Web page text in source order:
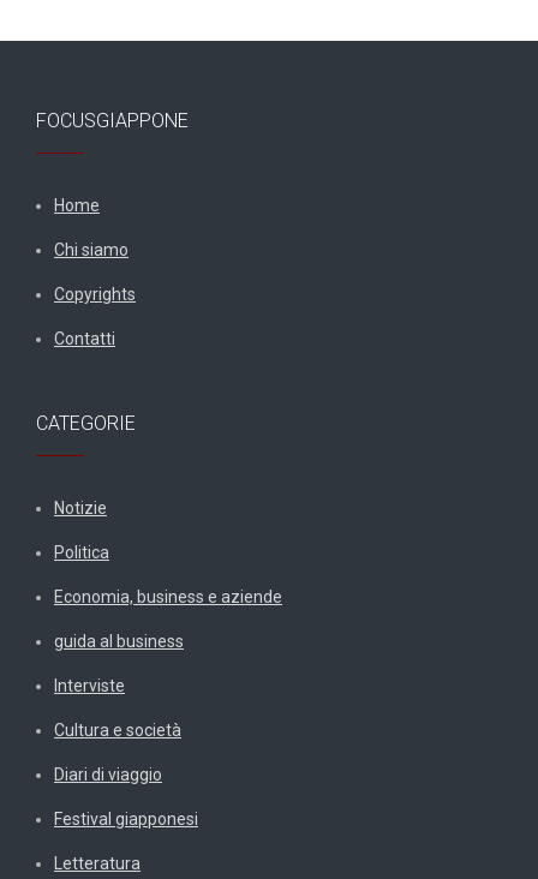
FOCUSGIAPPONE
Home
Chi siamo
Copyrights
Contatti
CATEGORIE
Notizie
Politica
Economia, business e aziende
guida al business
Interviste
Cultura e società
Diari di viaggio
Festival giapponesi
Letteratura